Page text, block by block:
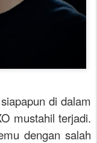
di dalam
mustahil terjadi.
dengan salah